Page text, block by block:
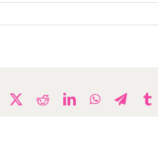
Facebook RedditLinkedInWhatsApp